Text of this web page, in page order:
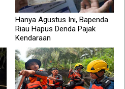
Hanya Agustus Ini, Bapenda
Riau Hapus Denda Pajak
Kendaraan